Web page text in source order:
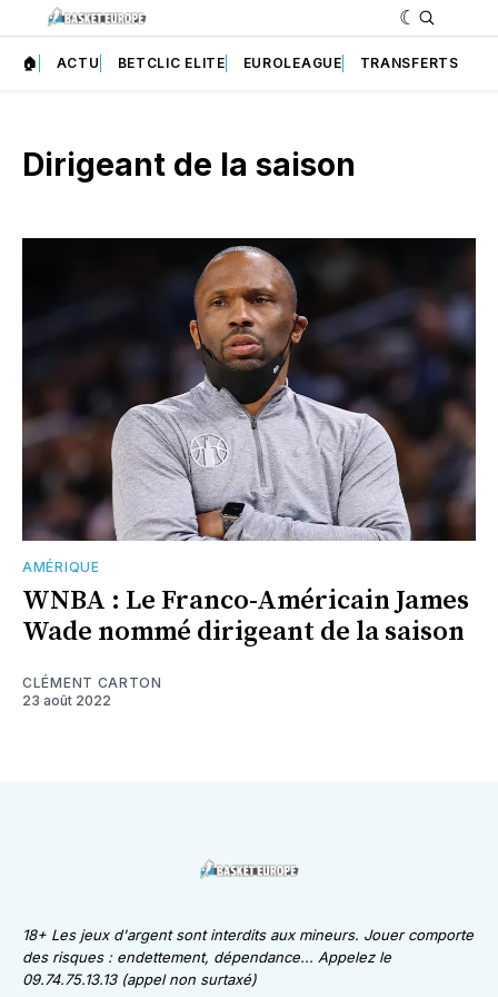
🏠 ACTU BETCLIC ELITE EUROLEAGUE TRANSFERTS
Dirigeant de la saison
AMÉRIQUE
WNBA : Le Franco-Américain James
Wade nommé dirigeant de la saison
CLÉMENT CARTON
23 août 2022
18+ Les jeux d'argent sont interdits aux mineurs. Jouer comporte
des risques : endettement, dépendance... Appelez le
09.74.75.13.13 (appel non surtaxé)